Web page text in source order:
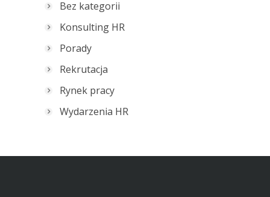
Bez kategorii
Konsulting HR
Porady
Rekrutacja
Rynek pracy
Wydarzenia HR